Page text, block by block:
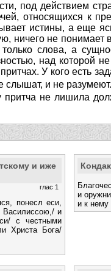
под действием
относящихся к
истины, а еще
ничего не
слова, а
над которой
У кого есть
слышат, и не
не лишила
и иже
глас 1
понесл еси,
Василиссою,/ и
с честными
Христа Бога/
и
и к нему